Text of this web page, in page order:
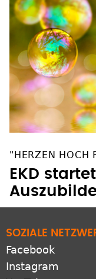
EKD
Facebook
Instagram
YouTube